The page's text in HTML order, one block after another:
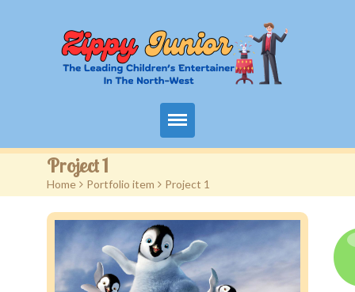
Home
Packages
Events
Contact
Project 1
Home > Portfolio item > Project 1